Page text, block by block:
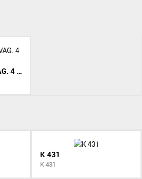
Tändspole verktyg VAG. 4 delar
K 431
K 431